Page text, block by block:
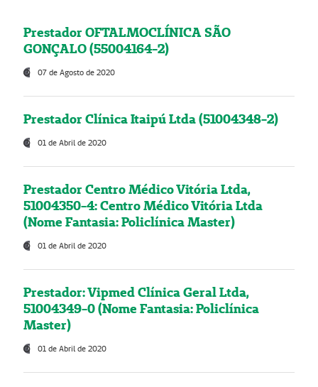
Prestador OFTALMOCLÍNICA SÃO
GONÇALO (55004164-2)
07 de Agosto de 2020
Prestador Clínica Itaipú Ltda (51004348-2)
01 de Abril de 2020
Prestador Centro Médico Vitória Ltda,
51004350-4: Centro Médico Vitória Ltda
(Nome Fantasia: Policlínica Master)
01 de Abril de 2020
Prestador: Vipmed Clínica Geral Ltda,
51004349-0 (Nome Fantasia: Policlínica
Master)
01 de Abril de 2020